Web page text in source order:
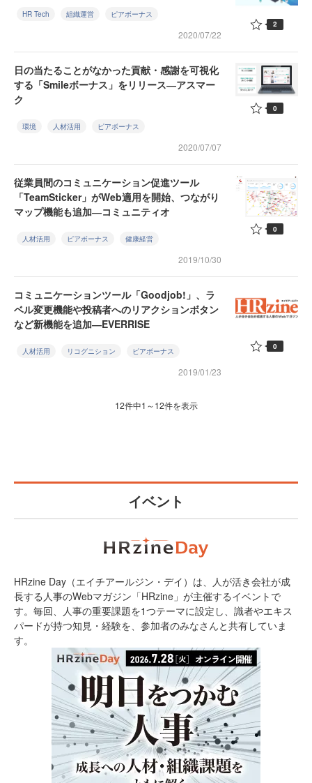
HR Tech 組織運営 ピアボーナス
2020/07/22
2
日の当たることがなかった貢献・感謝を可視化
する「Smileボーナス」をリリース―アスマー
ク
環境 人材活用 ピアボーナス
2020/07/07
0
従業員間のコミュニケーション促進ツール
「TeamSticker」がWeb適用を開始、つながり
マップ機能も追加―コミュニティオ
人材活用 ピアボーナス 健康経営
2019/10/30
0
コミュニケーションツール「Goodjob!」、ラ
ベル変更機能や投稿者へのリアクションボタン
など新機能を追加―EVERRISE
人材活用 リコグニション ピアボーナス
2019/01/23
0
12件中1～12件を表示
イベント
HRzine Day（エイチアールジン・デイ）は、人が活き会社が成
長する人事のWebマガジン「HRzine」が主催するイベントで
す。毎回、人事の重要課題を1つテーマに設定し、識者やエキス
パードが持つ知見・経験を、参加者のみなさんと共有していま
す。